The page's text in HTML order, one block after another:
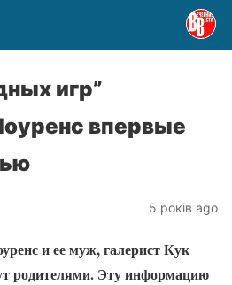
игр”
впервые
5 років ago
и ее муж, галерист Кук
родителями. Эту информацию